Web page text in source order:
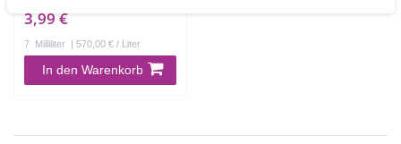
3,99 €
7 Milliliter | 570,00 € / Liter
In den Warenkorb